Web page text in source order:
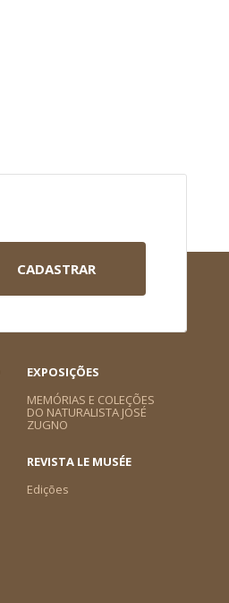
CADASTRAR
EXPOSIÇÕES
MEMÓRIAS E COLEÇÕES
DO NATURALISTA JOSÉ
ZUGNO
REVISTA LE MUSÉE
Edições